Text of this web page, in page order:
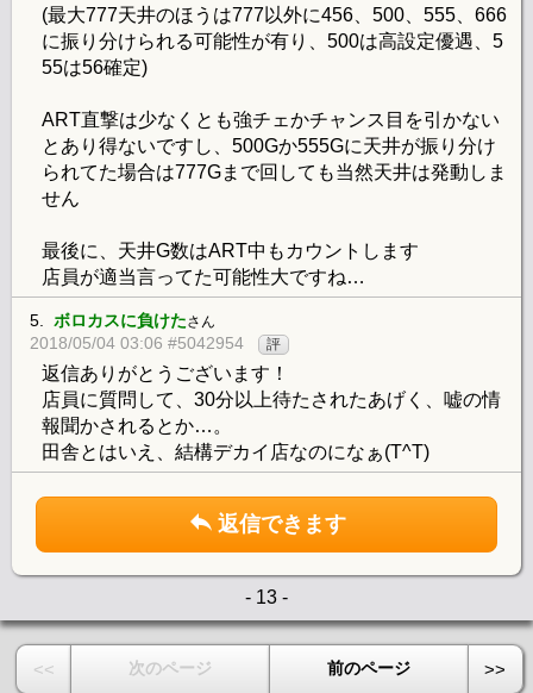
(最大777天井のほうは777以外に456、500、555、666
に振り分けられる可能性が有り、500は高設定優遇、5
55は56確定)
ART直撃は少なくとも強チェかチャンス目を引かない
とあり得ないですし、500Gか555Gに天井が振り分け
られてた場合は777Gまで回しても当然天井は発動しま
せん
最後に、天井G数はART中もカウントします
店員が適当言ってた可能性大ですね…
5. ボロカスに負けたさん
2018/05/04 03:06 #5042954 評
返信ありがとうございます！
店員に質問して、30分以上待たされたあげく、嘘の情
報聞かされるとか…。
田舎とはいえ、結構デカイ店なのになぁ(T^T)
返信できます
- 13 -
<< 次のページ 前のページ >>